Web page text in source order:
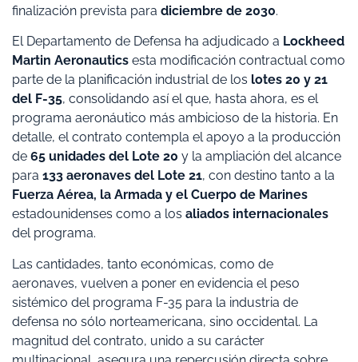
finalización prevista para diciembre de 2030.
El Departamento de Defensa ha adjudicado a Lockheed
Martin Aeronautics esta modificación contractual como
parte de la planificación industrial de los lotes 20 y 21
del F-35, consolidando así el que, hasta ahora, es el
programa aeronáutico más ambicioso de la historia. En
detalle, el contrato contempla el apoyo a la producción
de 65 unidades del Lote 20 y la ampliación del alcance
para 133 aeronaves del Lote 21, con destino tanto a la
Fuerza Aérea, la Armada y el Cuerpo de Marines
estadounidenses como a los aliados internacionales
del programa.
Las cantidades, tanto económicas, como de
aeronaves, vuelven a poner en evidencia el peso
sistémico del programa F-35 para la industria de
defensa no sólo norteamericana, sino occidental. La
magnitud del contrato, unido a su carácter